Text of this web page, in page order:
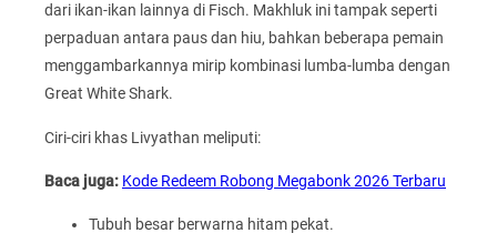
dari ikan-ikan lainnya di Fisch. Makhluk ini tampak seperti
perpaduan antara paus dan hiu, bahkan beberapa pemain
menggambarkannya mirip kombinasi lumba-lumba dengan
Great White Shark.
Ciri-ciri khas Livyathan meliputi:
Baca juga: Kode Redeem Robong Megabonk 2026 Terbaru
Tubuh besar berwarna hitam pekat.